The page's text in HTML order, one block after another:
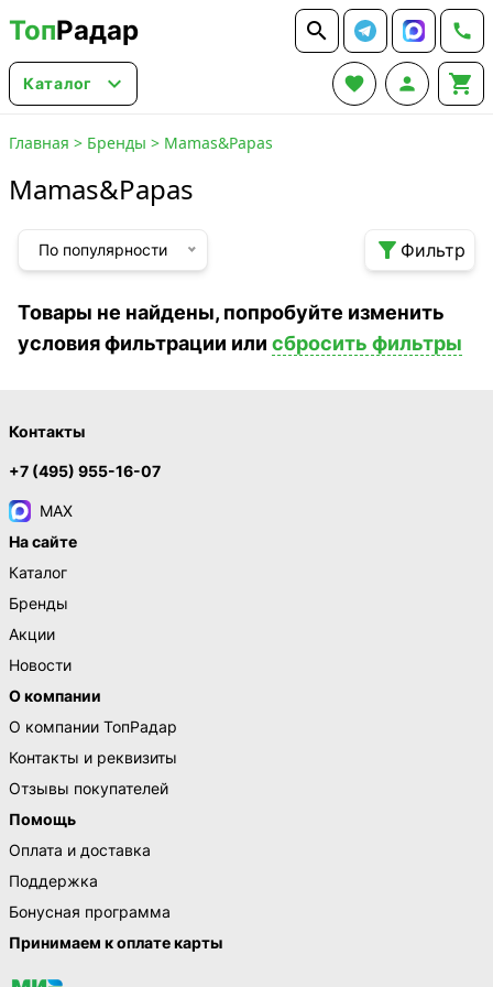
ТопРадар  
Каталог    
Главная > Бренды > Mamas&Papas
Mamas&Papas
По популярности  Фильтр
Товары не найдены, попробуйте изменить
условия фильтрации или сбросить фильтры
Контакты
+7 (495) 955-16-07
MAX
На сайте
Каталог
Бренды
Акции
Новости
О компании
О компании ТопРадар
Контакты и реквизиты
Отзывы покупателей
Помощь
Оплата и доставка
Поддержка
Бонусная программа
Принимаем к оплате карты